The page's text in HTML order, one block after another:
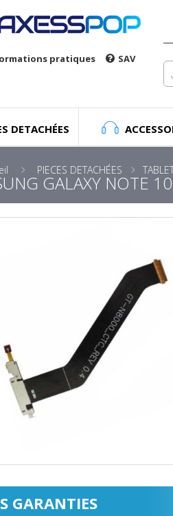
pratiques SAV
DETACHÉES
PIECES DETACHÉES
GALAXY NOTE
GARANTIES